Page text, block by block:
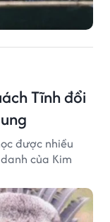
Tĩnh đổi
được nhiều
của Kim